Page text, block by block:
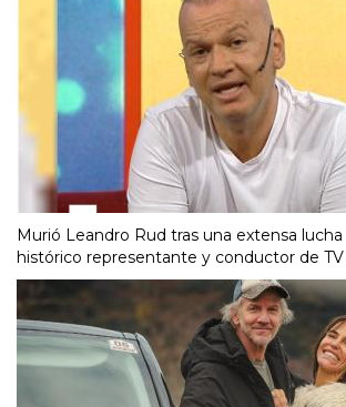
Murió Leandro Rud tras una extensa
histórico representante y conductor de TV